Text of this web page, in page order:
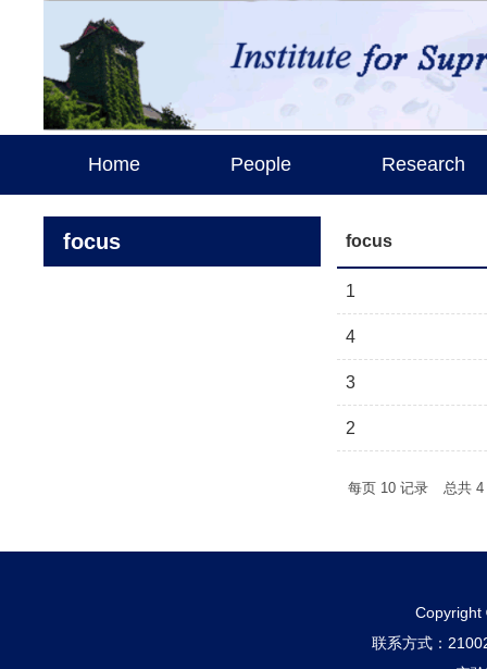
Home People Research
focus focus
1
4
3
2
每页 10 记录 总共 4
Copyright
联系方式：